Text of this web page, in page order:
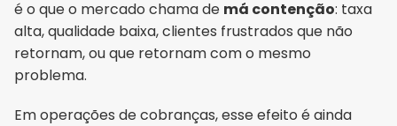
é o que o mercado chama de má contenção: taxa
alta, qualidade baixa, clientes frustrados que não
retornam, ou que retornam com o mesmo
problema.
Em operações de cobranças, esse efeito é ainda